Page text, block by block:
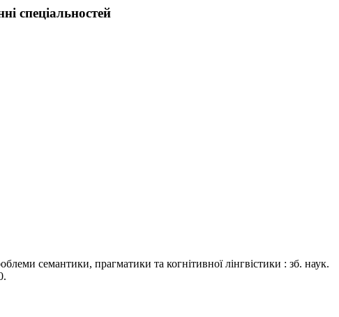
спеціальностей
семантики, прагматики та когнітивної лінгвістики : зб. наук.